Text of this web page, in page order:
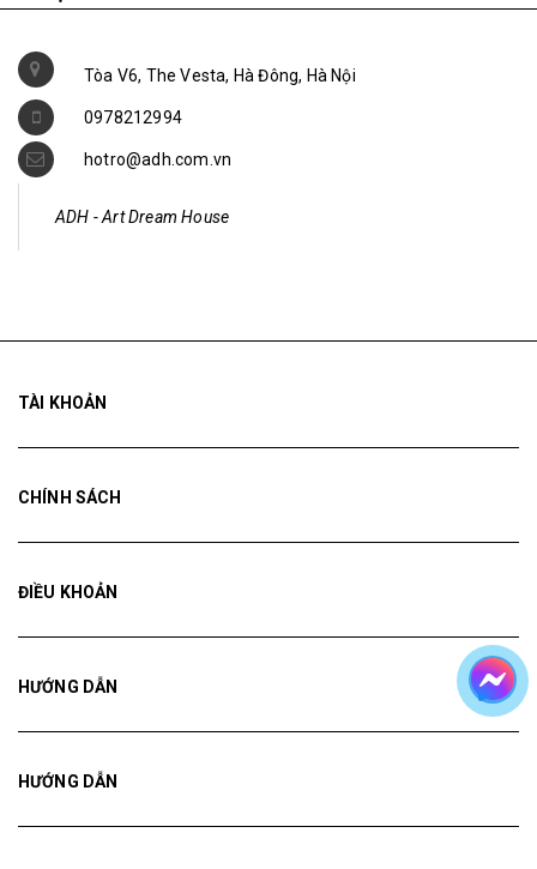
Tòa V6, The Vesta, Hà Đông, Hà Nội
0978212994
hotro@adh.com.vn
ADH - Art Dream House
TÀI KHOẢN
CHÍNH SÁCH
ĐIỀU KHOẢN
HƯỚNG DẪN
HƯỚNG DẪN